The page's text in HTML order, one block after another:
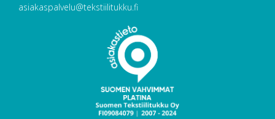
asiakaspalvelu@tekstiilitukku.fi